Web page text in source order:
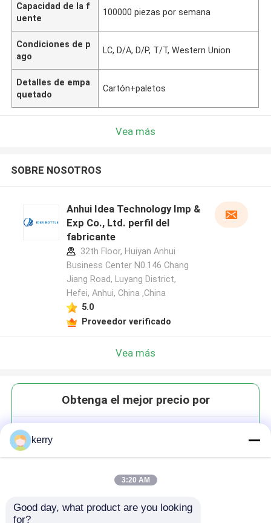
Capacidad de la f
uente
100000 piezas por semana
Condiciones de p
ago
LC, D/A, D/P, T/T, Western Union
Detalles de empa
quetado
Cartón+paletos
Vea más
SOBRE NOSOTROS
Anhui Idea Technology Imp &
Exp Co., Ltd. perfil del
fabricante
32th Floor, Huiyan Anhui
Business Center N0.146 Chang
Jiang Road, Luyang District,
Hefei, Anhui, China ,China
5.0
Proveedor verificado
Vea más
Obtenga el mejor precio por
kerry
3:20 AM
Good day, what product are you looking
for?